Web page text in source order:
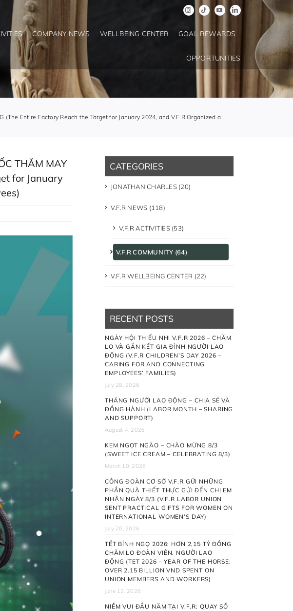
COMPANY NEWS WELLBEING CENTER GOAL REWARDS
OPPORTUNITIES
(The Entire Factory Reach the Target for January 2024, and V.F.R Organized a
THĂM MAY
for January
CATEGORIES
JONATHAN CHARLES (20)
V.F.R NEWS (118)
V.F.R ACTIVITIES (53)
V.F.R COMMUNITY (64)
V.F.R WELLBEING CENTER (22)
RECENT POSTS
NGÀY HỘI THIẾU NHI V.F.R 2026 – CHĂM
LO VÀ GẮN KẾT GIA ĐÌNH NGƯỜI LAO
ĐỘNG (V.F.R CHILDREN’S DAY 2026 –
CARING FOR AND CONNECTING
EMPLOYEES’ FAMILIES)
July 28, 2026
THÁNG NGƯỜI LAO ĐỘNG – CHIA SẺ VÀ
ĐỒNG HÀNH (LABOR MONTH – SHARING
AND SUPPORT)
August 4, 2026
KEM NGỌT NGÀO – CHÀO MỪNG 8/3
(SWEET ICE CREAM – CELEBRATING 8/3)
March 10, 2026
CÔNG ĐOÀN CƠ SỞ V.F.R GỬI NHỮNG
PHẦN QUÀ THIẾT THỰC GỬI ĐẾN CHỊ EM
NHÂN NGÀY 8/3 (V.F.R LABOR UNION
SENT PRACTICAL GIFTS FOR WOMEN ON
INTERNATIONAL WOMEN’S DAY)
July 20, 2026
TẾT BÍNH NGỌ 2026: HƠN 2,15 TỶ ĐỒNG
CHĂM LO ĐOÀN VIÊN, NGƯỜI LAO
ĐỘNG (TET 2026 – YEAR OF THE HORSE:
OVER 2.15 BILLION VND SPENT ON
UNION MEMBERS AND WORKERS)
June 12, 2026
NIỀM VUI ĐẦU NĂM TẠI V.F.R: QUAY SỐ